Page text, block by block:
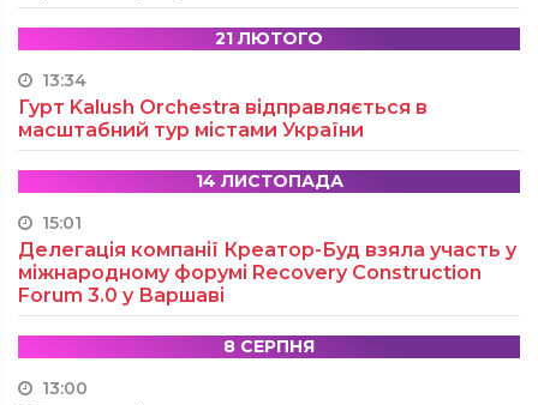
21 ЛЮТОГО
13:34
Гурт Kalush Orchestra відправляється в
масштабний тур містами України
14 ЛИСТОПАДА
15:01
Делегація компанії Креатор-Буд взяла участь у
міжнародному форумі Recovery Construction
Forum 3.0 у Варшаві
8 СЕРПНЯ
13:00